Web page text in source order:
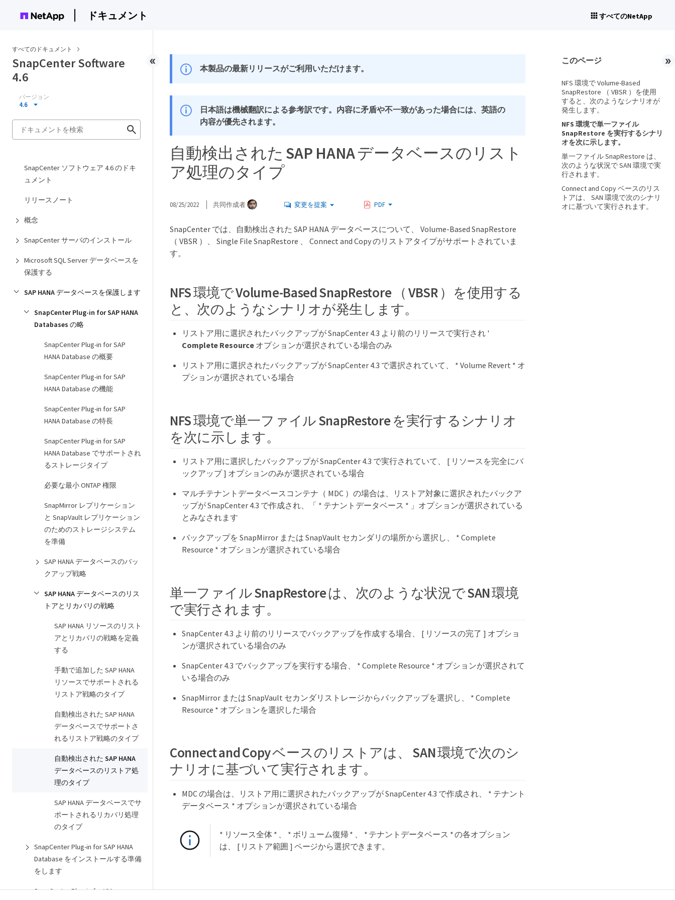
ドキュメント すべてのNetApp
すべてのドキュメント
SnapCenter Software
4.6
バージョン
4.6
SnapCenter ソフトウェア 4.6 のドキ
ュメント
リリースノート
概念
SnapCenter サーバのインストール
Microsoft SQL Server データベースを
保護する
SAP HANA データベースを保護します
SnapCenter Plug-in for SAP HANA
Databases の略
SnapCenter Plug-in for SAP
HANA Database の概要
SnapCenter Plug-in for SAP
HANA Database の機能
SnapCenter Plug-in for SAP
HANA Database の特長
SnapCenter Plug-in for SAP
HANA Database でサポートされ
るストレージタイプ
必要な最小 ONTAP 権限
SnapMirror レプリケーション
と SnapVault レプリケーション
のためのストレージシステム
を準備
SAP HANA データベースのバッ
クアップ戦略
SAP HANA データベースのリス
トアとリカバリの戦略
SAP HANA リソースのリスト
アとリカバリの戦略を定義
する
手動で追加した SAP HANA
リソースでサポートされる
リストア戦略のタイプ
自動検出された SAP HANA
データベースでサポートさ
れるリストア戦略のタイプ
自動検出された SAP HANA
データベースのリストア処
理のタイプ
SAP HANA データベースでサ
ポートされるリカバリ処理
のタイプ
SnapCenter Plug-in for SAP HANA
Database をインストールする準備
をします
SnapCenter Plug-in for VMware
本製品の最新リリースがご利用いただけます。
日本語は機械翻訳による参考訳です。内容に矛盾や不一致があった場合には、英語の
内容が優先されます。
自動検出された SAP HANA データベースのリスト
ア処理のタイプ
08/25/2022 共同作成者 変更を提案 PDF
SnapCenter では、自動検出された SAP HANA データベースについて、 Volume-Based SnapRestore
（ VBSR ）、 Single File SnapRestore 、 Connect and Copy のリストアタイプがサポートされていま
す。
NFS 環境で Volume-Based SnapRestore （ VBSR ）を使用する
と、次のようなシナリオが発生します。
リストア用に選択されたバックアップが SnapCenter 4.3 より前のリリースで実行され '
Complete Resourceオプションが選択されている場合のみ
リストア用に選択されたバックアップが SnapCenter 4.3 で選択されていて、 * Volume Revert * オ
プションが選択されている場合
NFS 環境で単一ファイル SnapRestore を実行するシナリオ
を次に示します。
リストア用に選択したバックアップが SnapCenter 4.3 で実行されていて、 [ リソースを完全にバ
ックアップ ] オプションのみが選択されている場合
マルチテナントデータベースコンテナ（ MDC ）の場合は、リストア対象に選択されたバックア
ップが SnapCenter 4.3 で作成され、「 * テナントデータベース * 」オプションが選択されている
とみなされます
バックアップを SnapMirror または SnapVault セカンダリの場所から選択し、 * Complete
Resource * オプションが選択されている場合
単一ファイル SnapRestore は、次のような状況で SAN 環境
で実行されます。
SnapCenter 4.3 より前のリリースでバックアップを作成する場合、 [ リソースの完了 ] オプショ
ンが選択されている場合のみ
SnapCenter 4.3 でバックアップを実行する場合、 * Complete Resource * オプションが選択されて
いる場合のみ
SnapMirror または SnapVault セカンダリストレージからバックアップを選択し、 * Complete
Resource * オプションを選択した場合
Connect and Copy ベースのリストアは、 SAN 環境で次のシ
ナリオに基づいて実行されます。
MDC の場合は、リストア用に選択されたバックアップが SnapCenter 4.3 で作成され、 * テナント
データベース * オプションが選択されている場合
* リソース全体 * 、 * ボリューム復帰 * 、 * テナントデータベース * の各オプション
は、 [ リストア範囲 ] ページから選択できます。
このページ
NFS 環境で Volume-Based
SnapRestore （ VBSR ）を使用
すると、次のようなシナリオが
発生します。
NFS 環境で単一ファイル
SnapRestore を実行するシナリ
オを次に示します。
単一ファイル SnapRestore は、
次のような状況で SAN 環境で実
行されます。
Connect and Copy ベースのリス
トアは、 SAN 環境で次のシナリ
オに基づいて実行されます。